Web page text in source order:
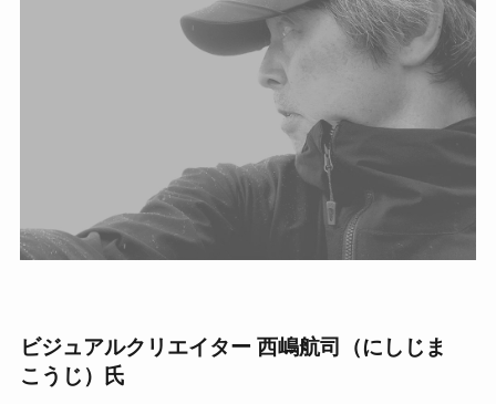
ビジュアルクリエイター 西嶋航司（にしじま
こうじ）氏